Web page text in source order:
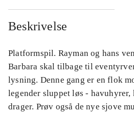
Beskrivelse
Platformspil. Rayman og hans
Barbara skal tilbage til
lysning. Denne gang er en flok
legender sluppet løs - havuhyrer,
drager. Prøv også de nye sjove